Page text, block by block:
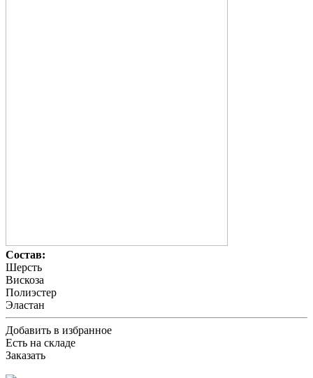
Состав:
Шерсть
Вискоза
Полиэстер
Эластан
Добавить в избранное
Есть на складе
Заказать